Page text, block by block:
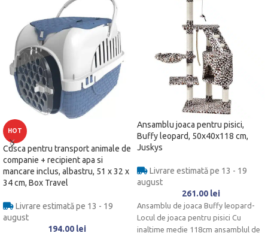
HOT
Cusca pentru transport animale de
companie + recipient apa si
mancare inclus, albastru, 51 x 32 x
34 cm, Box Travel
Livrare estimată pe 13 - 19
august
194.00 lei
Ansamblu joaca pentru pisici,
Buffy leopard, 50x40x118 cm,
Juskys
Livrare estimată pe 13 - 19
august
261.00 lei
Ansamblu de joaca Buffy leopard-
Locul de joaca pentru pisici Cu
inaltime medie 118cm ansamblul de